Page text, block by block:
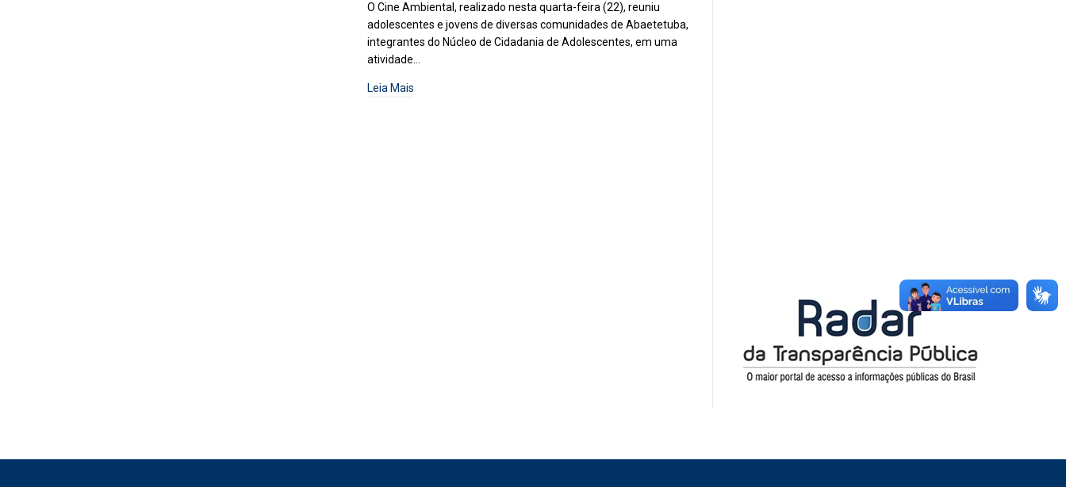
O Cine Ambiental, realizado nesta quarta-feira (22), reuniu
adolescentes e jovens de diversas comunidades de Abaetetuba,
integrantes do Núcleo de Cidadania de Adolescentes, em uma
atividade…
Leia Mais